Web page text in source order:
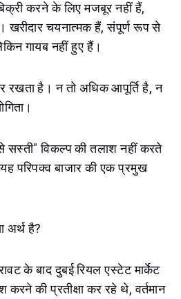
करने के लिए मजबूर नहीं हैं,
खरीदार चयनात्मक हैं, संपूर्ण रूप से
गायब नहीं हुए हैं।
रखता है। न तो अधिक आपूर्ति है, न
विकल्प की तलाश नहीं करते
परिपक्व बाजार की एक प्रमुख
अर्थ है?
के बाद दुबई रियल एस्टेट मार्केट
की प्रतीक्षा कर रहे थे, वर्तमान